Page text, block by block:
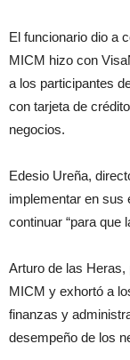
El funcionario dio a
MICM hizo con
a los participantes
con tarjeta de
negocios.
Edesio Ureña,
implementar en sus
continuar “para que
Arturo de las Heras,
MICM y exhortó a
finanzas y
desempeño de los